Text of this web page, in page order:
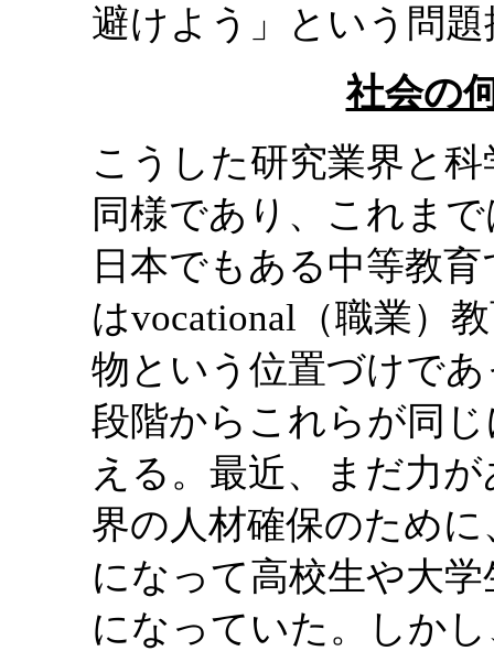
避けよう」という問
社会の
こうした研究業界と
同様であり、これま
日本でもある中等教
はvocational（職業）
物という位置づけで
段階からこれらが同
える。最近、まだ力
界の人材確保のため
になって高校生や大
になっていた。しか